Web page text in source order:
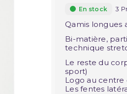
En stock 3
Qamis longues
Bi-matière,
technique
Le reste du
sport)
Logo au centre
Les fentes